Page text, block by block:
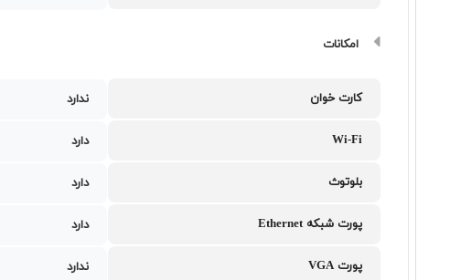
امکانات
کارت خوان ندارد
Wi-Fi دارد
بلوتوث دارد
پورت شبکه Ethernet دارد
پورت VGA ندارد